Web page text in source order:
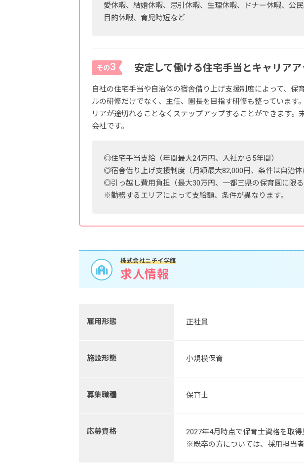
愛休暇、結婚休暇、忌引休暇、生理休暇、ドナー休暇、公
目的休暇、育児時短など
その3 安定して働ける住宅手当とキャリア
自社の住宅手当や自治体の宿舎借り上げ支援制度によって、保
ルの研修だけでなく、主任、園長を目指す研修も整っています
リアが途切れることなくステップアップすることができます。
会社です。
◎住宅手当支給（年間最大24万円、入社から5年間）
◎宿舎借り上げ支援制度（月額最大82,000円、条件は自治体
◎引っ越し費用負担（最大30万円、一都三県の保育園に限る
※勤務するエリアによって支給額、条件が異なります。
株式会社ニチイ学館
求人情報
雇用形態 正社員
施設形態 小規模保育
募集職種 保育士
応募資格
2027年4月時点で保育士資格を取
※既卒の方については、採用担当